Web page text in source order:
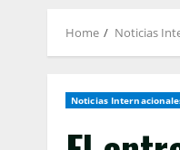
Home Noticias
Noticias